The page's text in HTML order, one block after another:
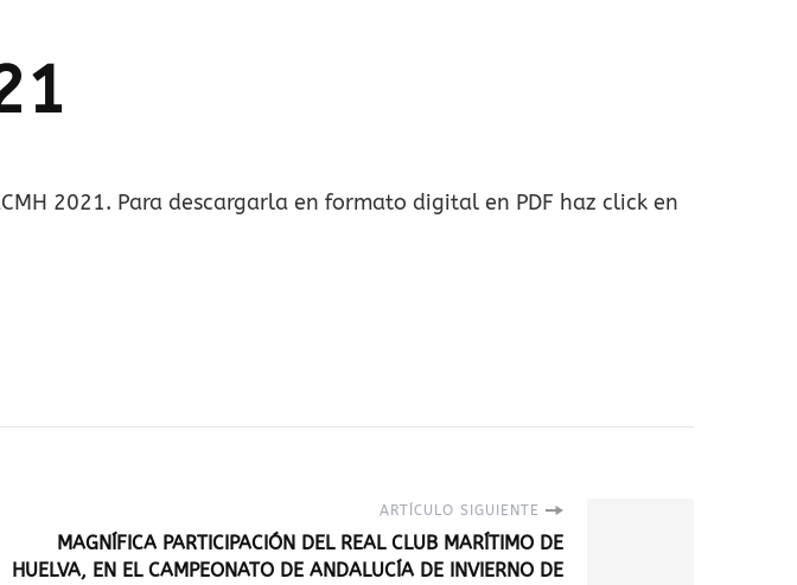
2021. Para descargarla en formato digital en PDF haz click en
ARTÍCULO SIGUIENTE
MAGNÍFICA PARTICIPACIÓN DEL REAL CLUB MARÍTIMO DE
HUELVA, EN EL CAMPEONATO DE ANDALUCÍA DE INVIERNO DE